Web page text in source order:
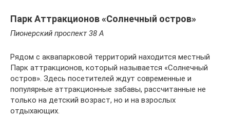
Парк Аттракционов «Солнечный остров»
Пионерский проспект 38 А
Рядом с аквапарковой территорий находится местный
Парк аттракционов, который называется «Солнечный
остров». Здесь посетителей ждут современные и
популярные аттракционные забавы, рассчитанные не
только на детский возраст, но и на взрослых
отдыхающих.